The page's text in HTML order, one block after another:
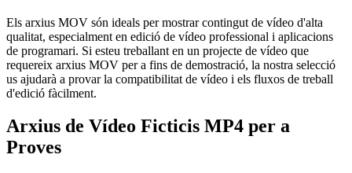
Els arxius MOV són ideals per mostrar contingut de vídeo d'alta
qualitat, especialment en edició de vídeo professional i aplicacions
de programari. Si esteu treballant en un projecte de vídeo que
requereix arxius MOV per a fins de demostració, la nostra selecció
us ajudarà a provar la compatibilitat de vídeo i els fluxos de treball
d'edició fàcilment.
Arxius de Vídeo Ficticis MP4 per a
Proves